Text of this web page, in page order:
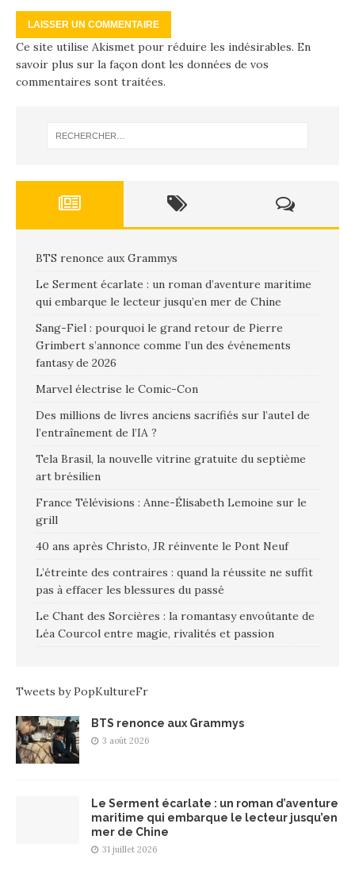
Ce site utilise Akismet pour réduire les indésirables. En
savoir plus sur la façon dont les données de vos
commentaires sont traitées.
BTS renonce aux Grammys
Le Serment écarlate : un roman d’aventure maritime
qui embarque le lecteur jusqu’en mer de Chine
Sang-Fiel : pourquoi le grand retour de Pierre
Grimbert s’annonce comme l’un des événements
fantasy de 2026
Marvel électrise le Comic-Con
Des millions de livres anciens sacrifiés sur l’autel de
l’entraînement de l’IA ?
Tela Brasil, la nouvelle vitrine gratuite du septième
art brésilien
France Télévisions : Anne-Élisabeth Lemoine sur le
grill
40 ans après Christo, JR réinvente le Pont Neuf
L’étreinte des contraires : quand la réussite ne suffit
pas à effacer les blessures du passé
Le Chant des Sorcières : la romantasy envoûtante de
Léa Courcol entre magie, rivalités et passion
Tweets by PopKultureFr
BTS renonce aux Grammys
3 août 2026
Le Serment écarlate : un roman d’aventure
maritime qui embarque le lecteur jusqu’en
mer de Chine
31 juillet 2026